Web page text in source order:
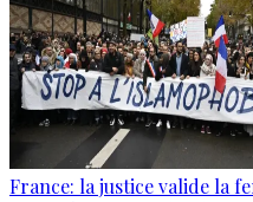
France: la justice valide la